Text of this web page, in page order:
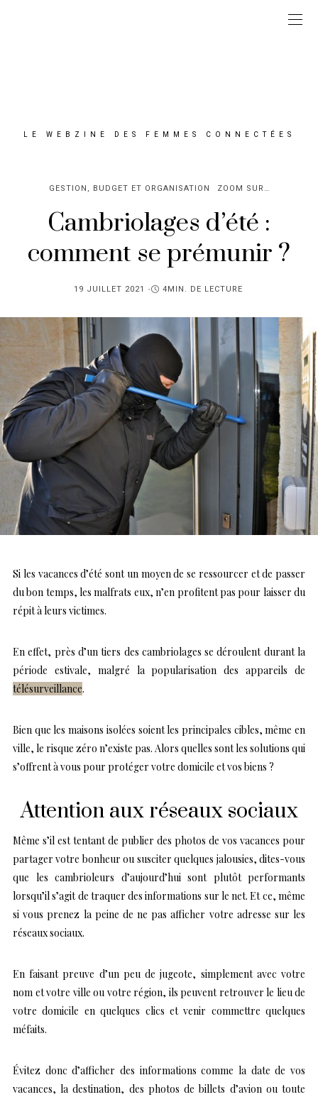
LE WEBZINE DES FEMMES CONNECTÉES
GESTION, BUDGET ET ORGANISATION ZOOM SUR…
Cambriolages d’été :
comment se prémunir ?
PUBLIÉ
19 JUILLET 2021 4MIN. DE LECTURE
Si les vacances d’été sont un moyen de se ressourcer et de passer
du bon temps, les malfrats eux, n’en profitent pas pour laisser du
répit à leurs victimes.
En effet, près d’un tiers des cambriolages se déroulent durant la
période estivale, malgré la popularisation des appareils de
télésurveillance.
Bien que les maisons isolées soient les principales cibles, même en
ville, le risque zéro n’existe pas. Alors quelles sont les solutions qui
s’offrent à vous pour protéger votre domicile et vos biens ?
Attention aux réseaux sociaux
Même s’il est tentant de publier des photos de vos vacances pour
partager votre bonheur ou susciter quelques jalousies, dites-vous
que les cambrioleurs d’aujourd’hui sont plutôt performants
lorsqu’il s’agit de traquer des informations sur le net. Et ce, même
si vous prenez la peine de ne pas afficher votre adresse sur les
réseaux sociaux.
En faisant preuve d’un peu de jugeote, simplement avec votre
nom et votre ville ou votre région, ils peuvent retrouver le lieu de
votre domicile en quelques clics et venir commettre quelques
méfaits.
Évitez donc d’afficher des informations comme la date de vos
vacances, la destination, des photos de billets d’avion ou toute